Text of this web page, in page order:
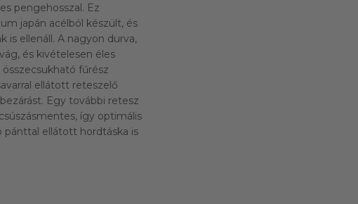
pengehosszal. Ez
japán acélból készült, és
is ellenáll. A nagyon durva,
és kivételesen éles
fűrész
ellátott reteszelő
Egy további retesz
így optimális
ellátott hordtáska is